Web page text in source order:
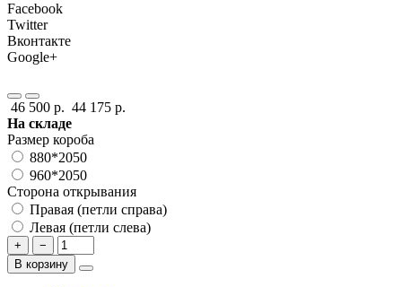
Facebook
Twitter
Вконтакте
Google+
46 500 р. 44 175 р.
На складе
Размер короба
880*2050
960*2050
Сторона открывания
Правая (петли справа)
Левая (петли слева)
+
−
В корзину